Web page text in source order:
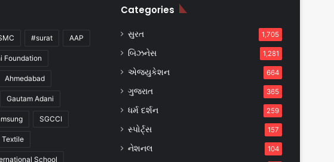
#surat AAP
Foundation
Ahmedabad
Gautam Adani
SGCCI
Textile
School
Categories
સુરત 1,705
બિઝનેસ 1,281
એજ્યુકેશન 664
ગુજરાત 365
ધર્મ દર્શન 259
સ્પોર્ટ્સ 157
નેશનલ 104